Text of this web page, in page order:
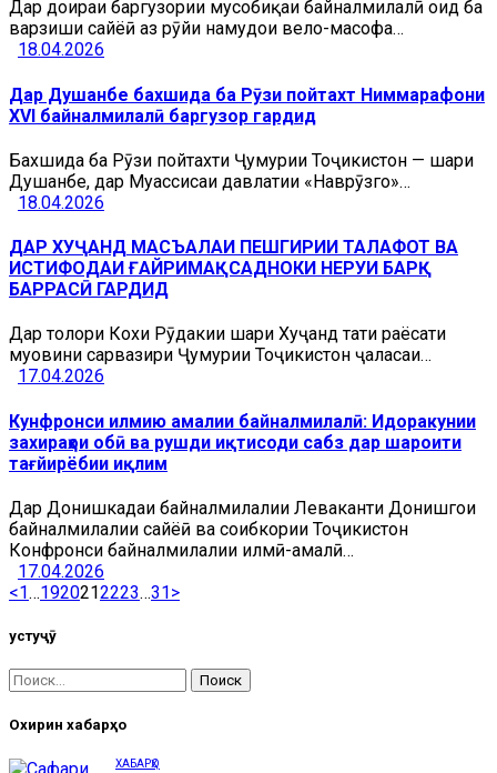
Дар доираи баргузории мусобиқаи байналмилалӣ оид ба
варзиши сайёҳӣ аз рӯйи намудҳои вело-масофа…
18.04.2026
Дар Душанбе бахшида ба Рӯзи пойтахт Ниммарафони
XVI байналмилалӣ баргузор гардид
Бахшида ба Рӯзи пойтахти Ҷумҳурии Тоҷикистон — шаҳри
Душанбе, дар Муассисаи давлатии «Наврӯзгоҳ»…
18.04.2026
ДАР ХУҶАНД МАСЪАЛАИ ПЕШГИРИИ ТАЛАФОТ ВА
ИСТИФОДАИ ҒАЙРИМАҚСАДНОКИ НЕРУИ БАРҚ
БАРРАСӢ ГАРДИД
Дар толори Кохи Рӯдакии шаҳри Хуҷанд таҳти раёсати
муовини cарвазири Ҷумҳурии Тоҷикистон ҷаласаи…
17.04.2026
Кунфронси илмию амалии байналмилалӣ: Идоракунии
захираҳои обӣ ва рушди иқтисоди сабз дар шароити
тағйирёбии иқлим
Дар Донишкадаи байналмилалии Леваканти Донишгоҳи
байналмилалии сайёҳӣ ва соҳибкории Тоҷикистон
Конфронси байналмилалии илмӣ-амалӣ…
17.04.2026
<1…1920212223…31>
Ҷустуҷӯ
Охирин хабарҳо
ХАБАРҲО